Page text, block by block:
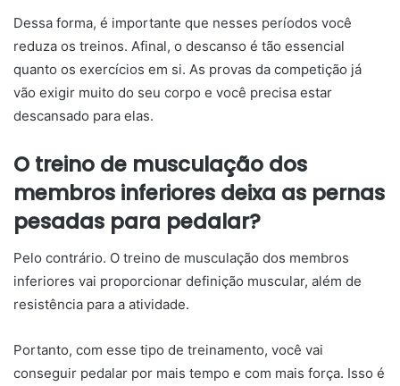
Dessa forma, é importante que nesses períodos você
reduza os treinos. Afinal, o descanso é tão essencial
quanto os exercícios em si. As provas da competição já
vão exigir muito do seu corpo e você precisa estar
descansado para elas.
O treino de musculação dos
membros inferiores deixa as pernas
pesadas para pedalar?
Pelo contrário. O treino de musculação dos membros
inferiores vai proporcionar definição muscular, além de
resistência para a atividade.
Portanto, com esse tipo de treinamento, você vai
conseguir pedalar por mais tempo e com mais força. Isso é